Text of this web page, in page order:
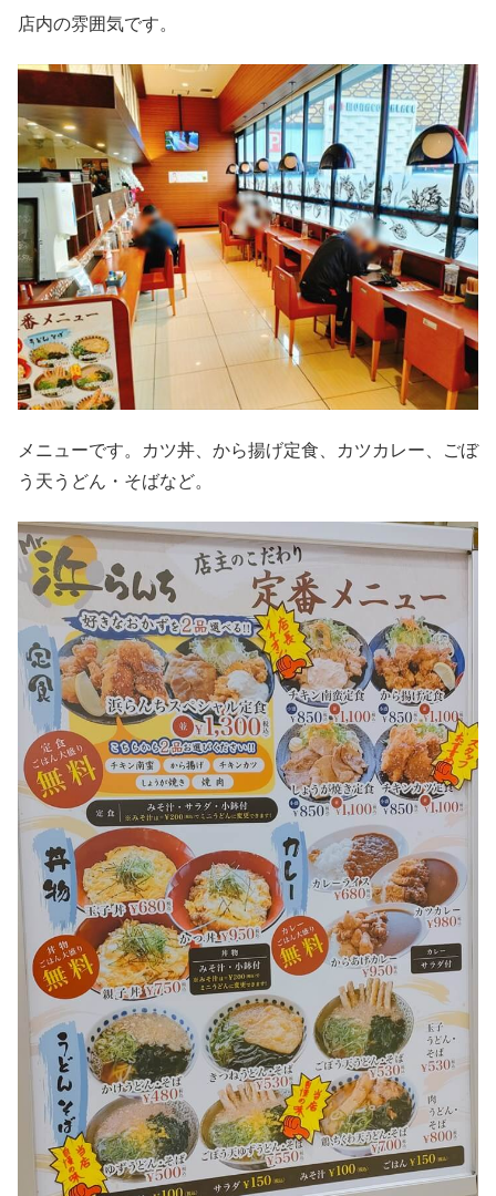
店内の雰囲気です。
メニューです。カツ丼、から揚げ定食、カツカレー、ごぼ
う天うどん・そばなど。